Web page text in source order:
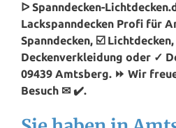
ᐅ Spanndecken-
Lackspanndecken Profi für
Spanndecken, ☑️ Lichtdecken,
Deckenverkleidung oder ✓
09439 Amtsberg. ⏩ Wir
Besuch ✉ ✔️.